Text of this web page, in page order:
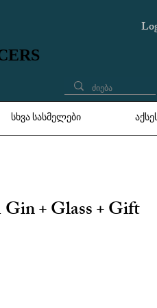
+ Glass + Gift
სხვა სასმელები